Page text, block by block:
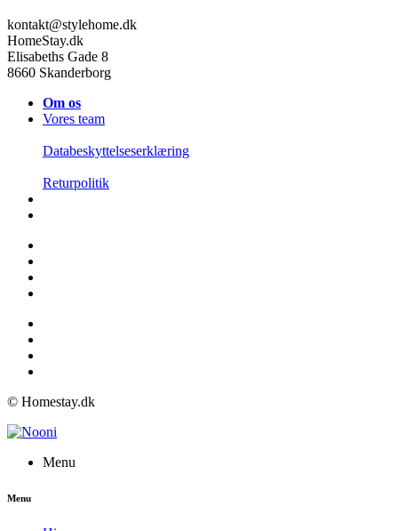
kontakt@stylehome.dk
HomeStay.dk
Elisabeths Gade 8
8660 Skanderborg
Om os
Vores team
Databeskyttelseserklæring
Returpolitik
© Homestay.dk
Menu
Menu